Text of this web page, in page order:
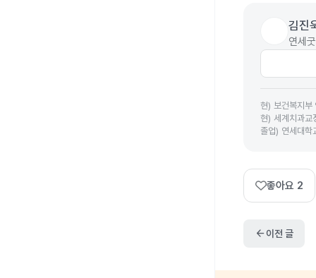
김진
연세
현) 보건복지부
현) 세계치과
졸업) 연세대학
좋아요 2
arrow_back이전 글